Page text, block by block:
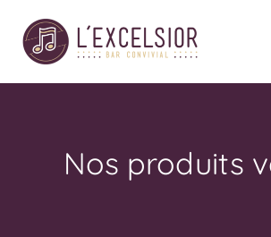
contenu
Accueil
Vape
Nos produits